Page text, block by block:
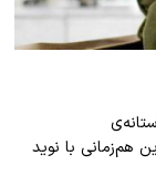
سال نو (۱۴۰۴) در آستانه‌ی
هم‌زمانی با نوید